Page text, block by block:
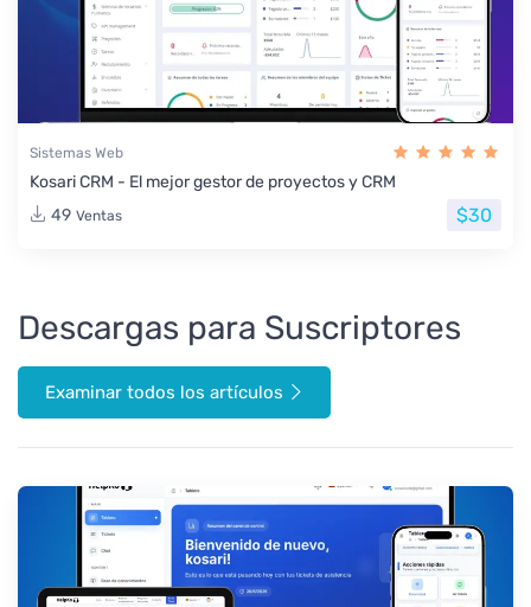
Sistemas Web
Kosari CRM - El mejor gestor de proyectos y CRM
49 Ventas $30
Descargas para Suscriptores
Examinar todos los artículos